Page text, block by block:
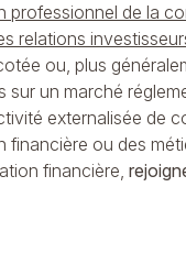
professionnel de la
relations
ou, plus
sur un marché
externalisée de
financière ou des
financière,